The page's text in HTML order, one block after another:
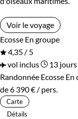
Voir le voyage
Ecosse En groupe
4,35 / 5
vol inclus
13 jours
Randonnée Ecosse En
de6 390 € / pers.
Carte
Détails